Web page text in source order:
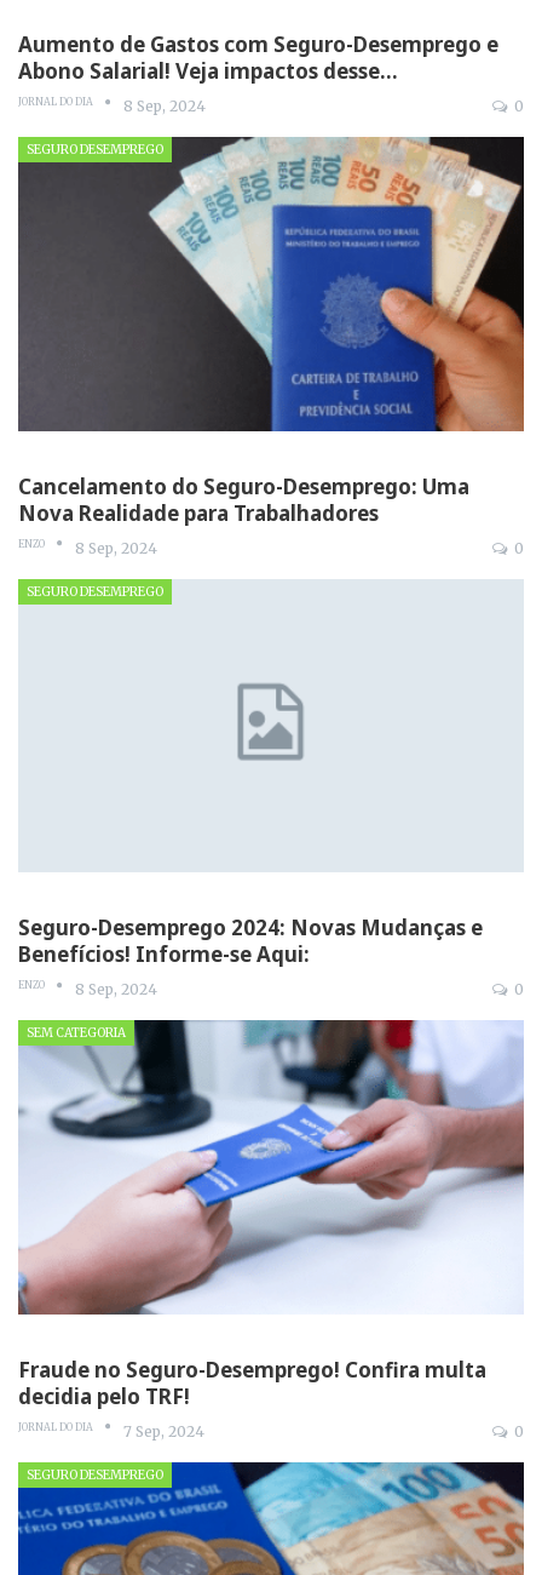
Aumento de Gastos com Seguro-Desemprego e
Abono Salarial! Veja impactos desse…
JORNAL DO DIA 8 Sep, 2024 0
SEGURO DESEMPREGO
Cancelamento do Seguro-Desemprego: Uma
Nova Realidade para Trabalhadores
ENZO 8 Sep, 2024 0
SEGURO DESEMPREGO
Seguro-Desemprego 2024: Novas Mudanças e
Benefícios! Informe-se Aqui:
ENZO 8 Sep, 2024 0
SEM CATEGORIA
Fraude no Seguro-Desemprego! Confira multa
decidia pelo TRF!
JORNAL DO DIA 7 Sep, 2024 0
SEGURO DESEMPREGO